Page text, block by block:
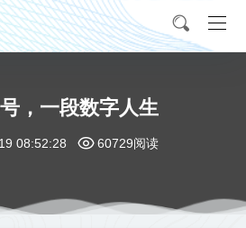
，一段数字人生
08:52:28 60729阅读